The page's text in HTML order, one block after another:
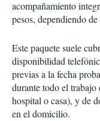
acompañamiento
pesos, dependiendo
Este paquete suele
disponibilidad
previas a la fecha
durante todo el
hospital o casa), y de
en el domicilio.